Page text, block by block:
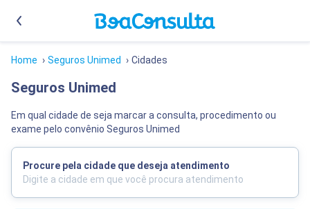
Home › Seguros Unimed › Cidades
Seguros Unimed
Em qual cidade de seja marcar a consulta, procedimento ou
exame pelo convênio Seguros Unimed
Procure pela cidade que deseja atendimento